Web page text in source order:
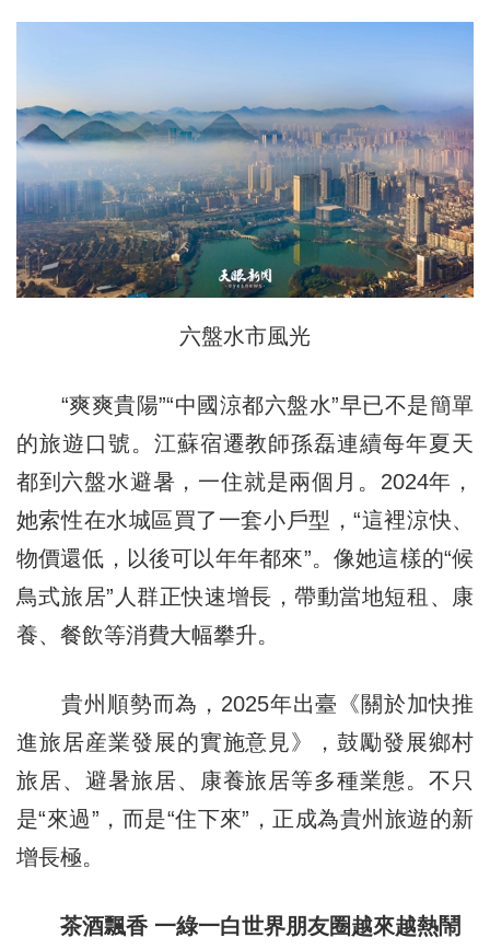
六盤水市風光
“爽爽貴陽”“中國涼都六盤水”早已不是簡單
的旅遊口號。江蘇宿遷教師孫磊連續每年夏天
都到六盤水避暑，一住就是兩個月。2024年，
她索性在水城區買了一套小戶型，“這裡涼快、
物價還低，以後可以年年都來”。像她這樣的“候
鳥式旅居”人群正快速增長，帶動當地短租、康
養、餐飲等消費大幅攀升。
貴州順勢而為，2025年出臺《關於加快推
進旅居産業發展的實施意見》，鼓勵發展鄉村
旅居、避暑旅居、康養旅居等多種業態。不只
是“來過”，而是“住下來”，正成為貴州旅遊的新
增長極。
茶酒飄香 一綠一白世界朋友圈越來越熱鬧